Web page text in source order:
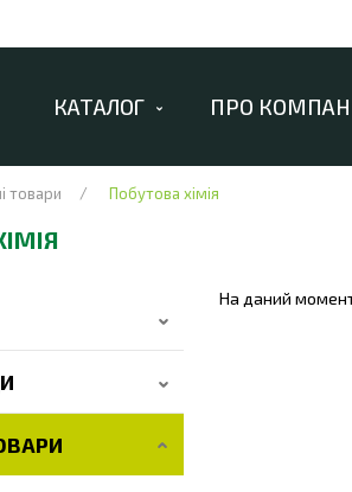
КАТАЛОГ ПРО
товари Побутова хімія
На даний